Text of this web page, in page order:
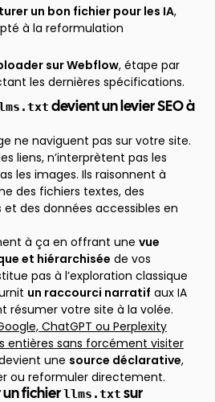
un bon fichier pour les IA,
à la reformulation
sur Webflow, étape par
les dernières spécifications.
devient un levier SEO à
ne naviguent pas sur votre site.
liens, n’interprètent pas les
les images. Ils raisonnent à
des fichiers textes, des
des données accessibles en
à ça en offrant une vue
et hiérarchisée de vos
pas à l’exploration classique
un raccourci narratif aux IA
résumer votre site à la volée.
ChatGPT ou Perplexity
entières sans forcément visiter
une source déclarative,
ou reformuler directement.
fichierllms.txt sur